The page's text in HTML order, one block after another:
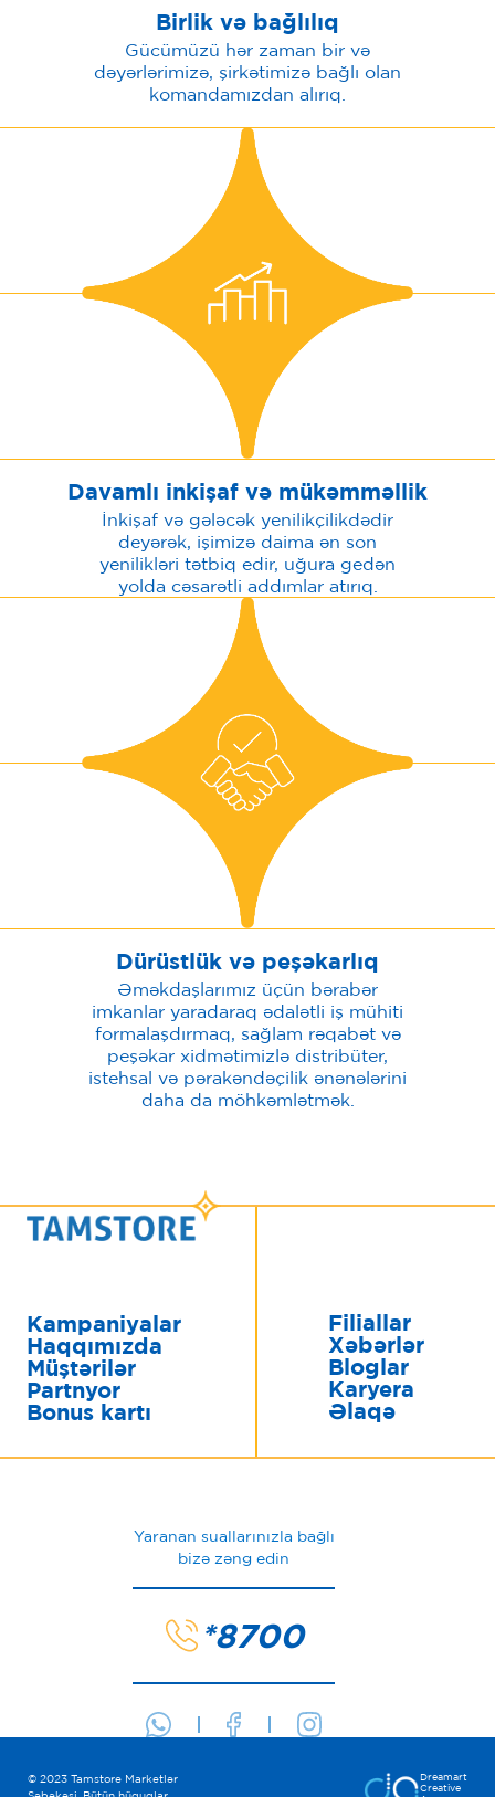
Birlik və bağlılıq
Gücümüzü hər zaman bir və
dəyərlərimizə, şirkətimizə bağlı olan
komandamızdan alırıq.
Davamlı inkişaf və mükəmməllik
İnkişaf və gələcək yenilikçilikdədir
deyərək, işimizə daima ən son
yenilikləri tətbiq edir, uğura gedən
yolda cəsarətli addımlar atırıq.
Dürüstlük və peşəkarlıq
Əməkdaşlarımız üçün bərabər
imkanlar yaradaraq ədalətli iş mühiti
formalaşdırmaq, sağlam rəqabət və
peşəkar xidmətimizlə distribüter,
istehsal və pərakəndəçilik ənənələrini
daha da möhkəmlətmək.
Yaranan suallarınızla bağlı
bizə zəng edin
*8700
Kampaniyalar
Haqqımızda
Müştərilər
Partnyor
Bonus kartı
Filiallar
Xəbərlər
Bloglar
Karyera
Əlaqə
© 2023 Tamstore Marketlər
Dreamart
Creative